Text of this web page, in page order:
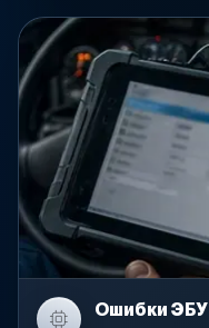
Ошибки ЭБУ